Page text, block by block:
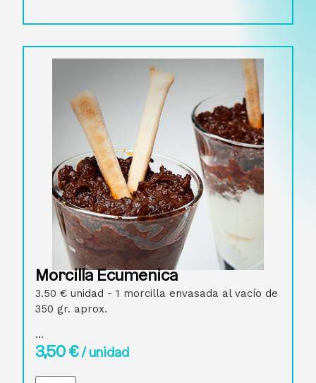
Morcilla Ecuménica
3.50 € unidad - 1 morcilla envasada al vacío de
350 gr. aprox.
...
3,50€/ unidad